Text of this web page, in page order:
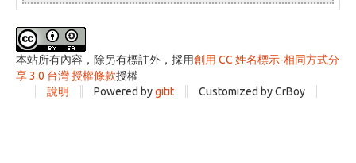
本站所有內容，除另有標註外，採用創用 CC 姓名標示-相同方式分
享 3.0 台灣 授權條款授權
說明
Powered bygitit Customized by CrBoy